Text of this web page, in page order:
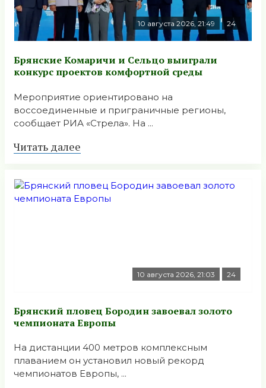
10 августа 2026, 21:49 24
Брянские Комаричи и Сельцо выиграли
конкурс проектов комфортной среды
Мероприятие ориентировано на
воссоединенные и приграничные регионы,
сообщает РИА «Стрела». На ...
Читать далее
10 августа 2026, 21:03 24
Брянский пловец Бородин завоевал золото
чемпионата Европы
На дистанции 400 метров комплексным
плаванием он установил новый рекорд
чемпионатов Европы, ...